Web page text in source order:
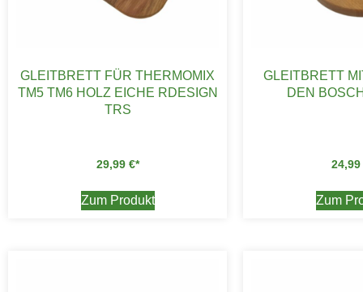
GLEITBRETT FÜR THERMOMIX
TM5 TM6 HOLZ EICHE RDESIGN
TRS
29,99 €
Zum Produkt
GLEITBRETT
DEN
24,99
Zum